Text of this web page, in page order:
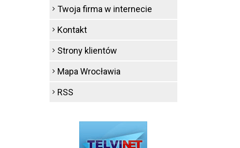
Twoja firma w internecie
Kontakt
Strony klientów
Mapa Wrocławia
RSS